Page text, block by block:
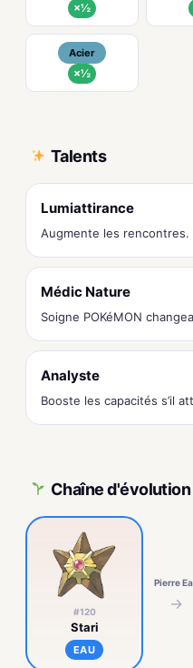
×½
Acier
×½
Talents
Lumiattirance
Augmente les rencontres.
Médic Nature
Soigne POKéMON
Analyste
Booste les capacités s’il
Chaîne d'évolution
#120
Stari
EAU
Pierre
→